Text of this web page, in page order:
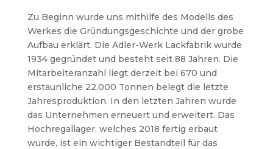
Zu Beginn wurde uns mithilfe des Modells des
Werkes die Gründungsgeschichte und der grobe
Aufbau erklärt. Die Adler-Werk Lackfabrik wurde
1934 gegründet und besteht seit 88 Jahren. Die
Mitarbeiteranzahl liegt derzeit bei 670 und
erstaunliche 22.000 Tonnen belegt die letzte
Jahresproduktion. In den letzten Jahren wurde
das Unternehmen erneuert und erweitert. Das
Hochregallager, welches 2018 fertig erbaut
wurde, ist ein wichtiger Bestandteil für das